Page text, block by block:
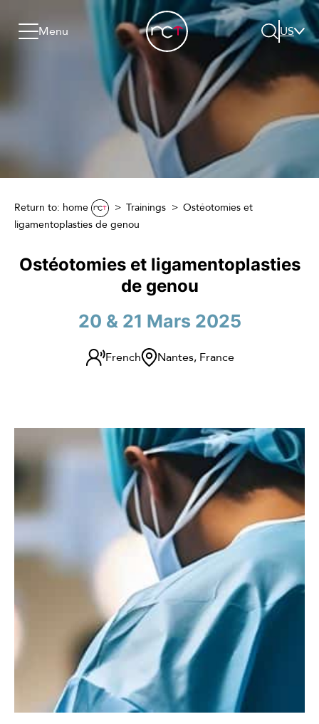
Go to menu
Jump to footer
Menu
US
Search
Return to: home Trainings
Ostéotomies et
ligamentoplasties de genou
Ostéotomies et ligamentoplasties
de genou
20 & 21 Mars 2025
French Nantes, France